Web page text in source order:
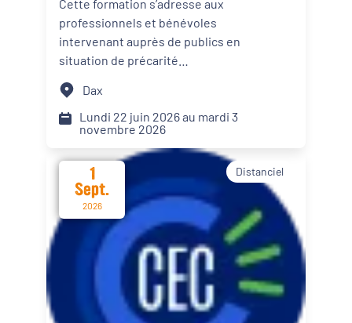
Dynamiques territoriales pour l’emploi
Transitions
Départements
Format de l'événement
Présentiel
personnes en situation de
précarité alimentaire
Cette formation s’adresse aux
professionnels et bénévoles
intervenant auprès de publics en
situation de précarité
alimentaire. Elle propose des
apports théoriques, des
échanges de pratiques et des
mises en situation afin d’intégrer
le renforcement du pouvoir
d’agir de leur public dans les
actions menées.
Dax
Lundi 22 juin 2026 au mardi 3
novembre 2026
1
Sept.
2026
Distanciel